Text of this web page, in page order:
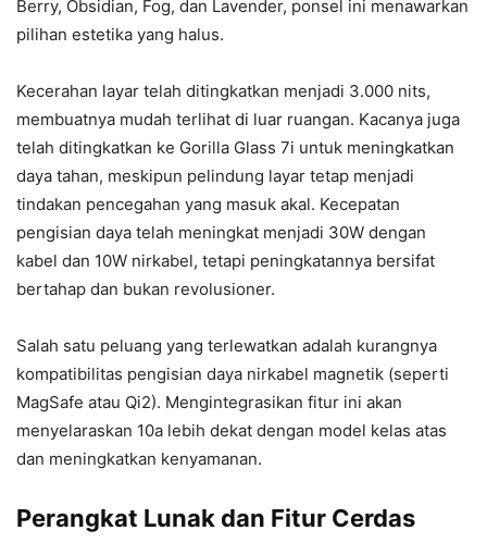
Berry, Obsidian, Fog, dan Lavender, ponsel ini menawarkan
pilihan estetika yang halus.
Kecerahan layar telah ditingkatkan menjadi 3.000 nits,
membuatnya mudah terlihat di luar ruangan. Kacanya juga
telah ditingkatkan ke Gorilla Glass 7i untuk meningkatkan
daya tahan, meskipun pelindung layar tetap menjadi
tindakan pencegahan yang masuk akal. Kecepatan
pengisian daya telah meningkat menjadi 30W dengan
kabel dan 10W nirkabel, tetapi peningkatannya bersifat
bertahap dan bukan revolusioner.
Salah satu peluang yang terlewatkan adalah kurangnya
kompatibilitas pengisian daya nirkabel magnetik (seperti
MagSafe atau Qi2). Mengintegrasikan fitur ini akan
menyelaraskan 10a lebih dekat dengan model kelas atas
dan meningkatkan kenyamanan.
Perangkat Lunak dan Fitur Cerdas